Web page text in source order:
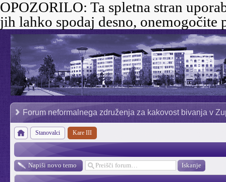
OPOZORILO: Ta spletna stran
jih lahko spodaj desno, onemogočite
Forum neformalnega združenja za kakovost bivanja v
Stanovalci Kare III
Napiši novo temo